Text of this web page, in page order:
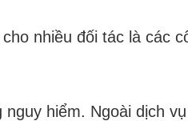
nhiều đối tác là các
nguy hiểm. Ngoài dịch